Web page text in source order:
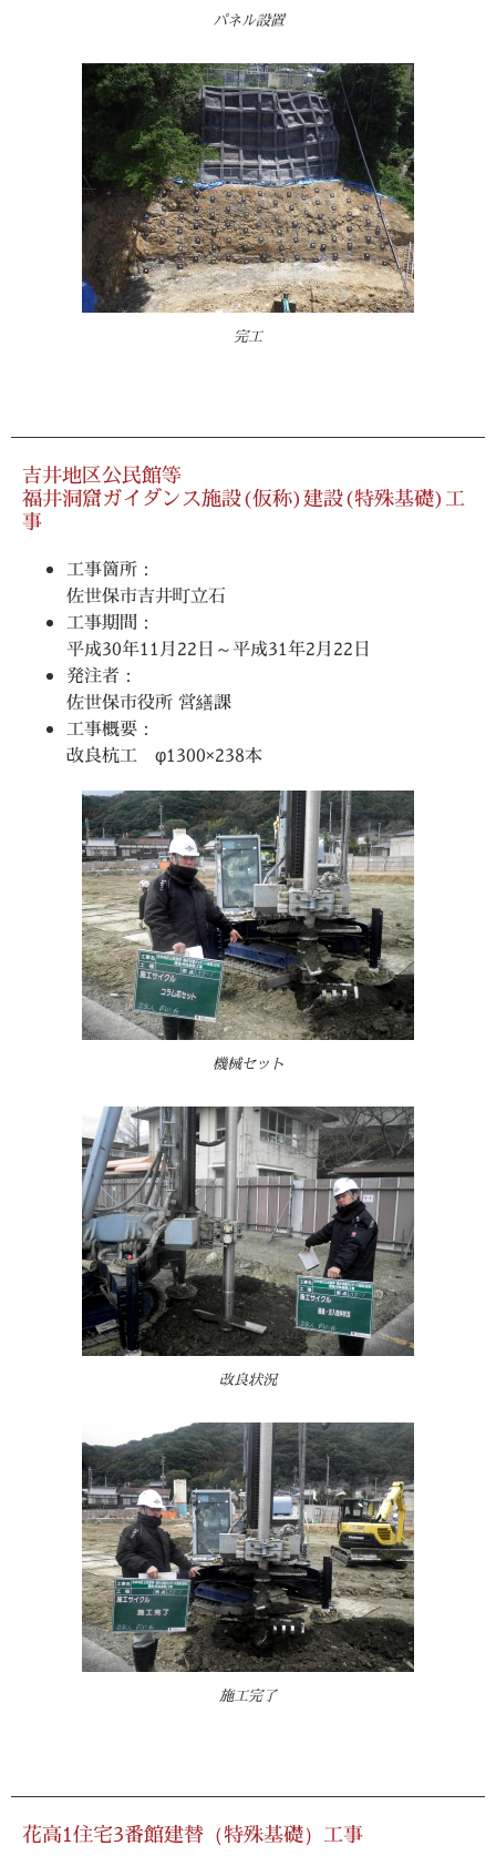
パネル設置
完工
吉井地区公民館等
福井洞窟ガイダンス施設(仮称)建設(特殊基礎)工
事
工事箇所：
佐世保市吉井町立石
工事期間：
平成30年11月22日～平成31年2月22日
発注者：
佐世保市役所 営繕課
工事概要：
改良杭工 φ1300×238本
機械セット
改良状況
施工完了
花高1住宅3番館建替（特殊基礎）工事